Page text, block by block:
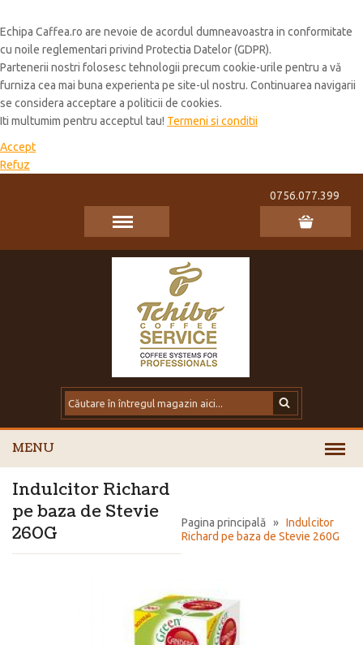
Echipa Caffea.ro are nevoie de acordul dumneavoastra in conformitate
cu noile reglementari privind Protectia Datelor (GDPR).
Partenerii nostri folosesc tehnologii precum cookie-urile pentru a vă
furniza cea mai buna experienta pe site-ul nostru. Continuarea navigarii
se considera acceptare a politicii de cookies.
Iti multumim pentru acceptul tau! Termeni si conditii
Accept
Refuz
0756.077.399
MENU
Pagina principală » Indulcitor
Richard pe baza de Stevie 260G
Indulcitor Richard
pe baza de Stevie
260G